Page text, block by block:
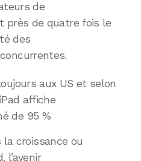
de
près de quatre fois le
des
aux US et selon
affiche
de 95 %
croissance ou
l’avenir